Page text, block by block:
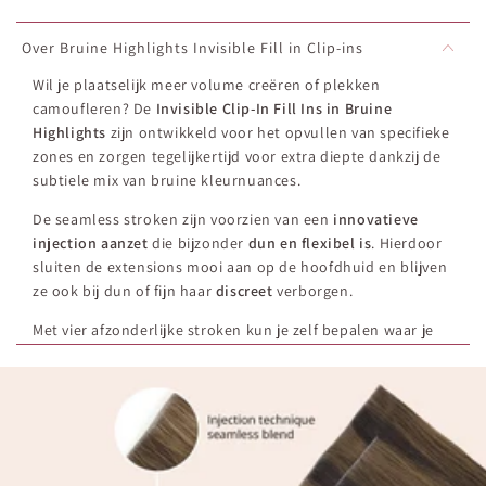
Over Bruine Highlights Invisible Fill in Clip-ins
Wil je plaatselijk meer volume creëren of plekken
camoufleren? De Invisible Clip-In Fill Ins in Bruine
Highlights zijn ontwikkeld voor het opvullen van specifieke
zones en zorgen tegelijkertijd voor extra diepte dankzij de
subtiele mix van bruine kleurnuances.
De seamless stroken zijn voorzien van een innovatieve
injection aanzet die bijzonder dun en flexibel is. Hierdoor
sluiten de extensions mooi aan op de hoofdhuid en blijven
ze ook bij dun of fijn haar discreet verborgen.
Met vier afzonderlijke stroken kun je zelf bepalen waar je
haarpunten of het creëren van een zachte face framing met
Het haar bestaat uit 100% echt haar van hoge kwaliteit en